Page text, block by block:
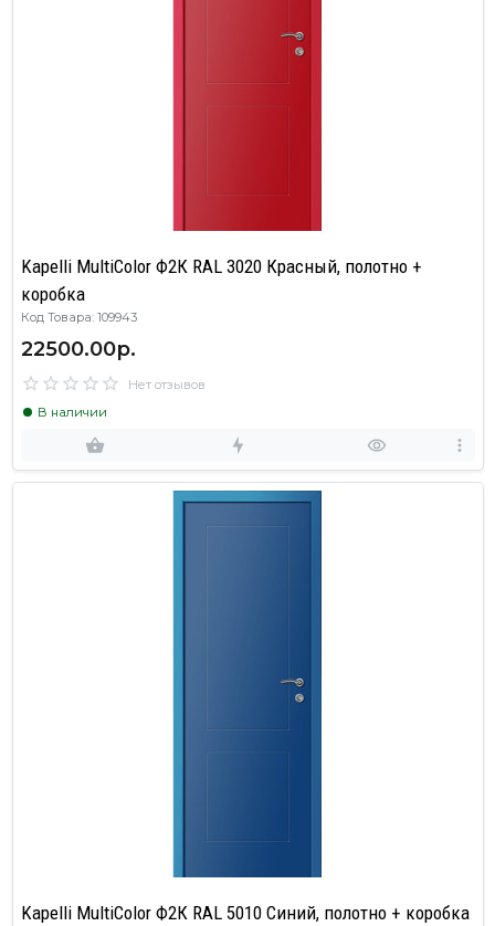
Kapelli MultiColor Ф2К RAL 3020 Красный, полотно +
коробка
Код Товара: 109943
22500.00р.
Нет отзывов
В наличии
Kapelli MultiColor Ф2К RAL 5010 Синий, полотно + коробка